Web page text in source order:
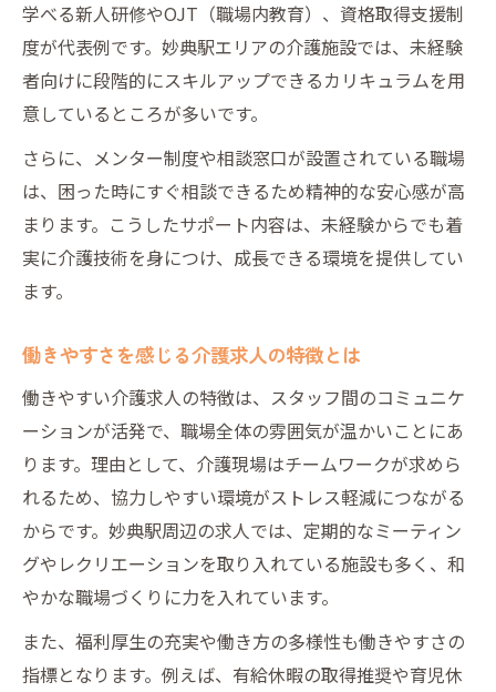
学べる新人研修やOJT（職場内教育）、資格取得支援制
度が代表例です。妙典駅エリアの介護施設では、未経験
者向けに段階的にスキルアップできるカリキュラムを用
意しているところが多いです。
さらに、メンター制度や相談窓口が設置されている職場
は、困った時にすぐ相談できるため精神的な安心感が高
まります。こうしたサポート内容は、未経験からでも着
実に介護技術を身につけ、成長できる環境を提供してい
ます。
働きやすさを感じる介護求人の特徴とは
働きやすい介護求人の特徴は、スタッフ間のコミュニケ
ーションが活発で、職場全体の雰囲気が温かいことにあ
ります。理由として、介護現場はチームワークが求めら
れるため、協力しやすい環境がストレス軽減につながる
からです。妙典駅周辺の求人では、定期的なミーティン
グやレクリエーションを取り入れている施設も多く、和
やかな職場づくりに力を入れています。
また、福利厚生の充実や働き方の多様性も働きやすさの
指標となります。例えば、有給休暇の取得推奨や育児休